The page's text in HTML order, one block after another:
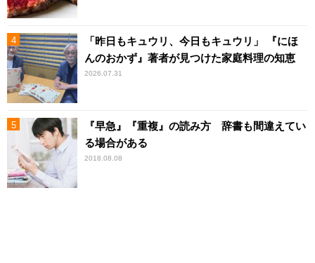
「昨日もキュウリ、今日もキュウリ」 『にほ
んのおかず』著者が見つけた家庭料理の知恵
2026.07.31
『早急』『重複』の読み方 辞書も間違えてい
る場合がある
2018.08.08